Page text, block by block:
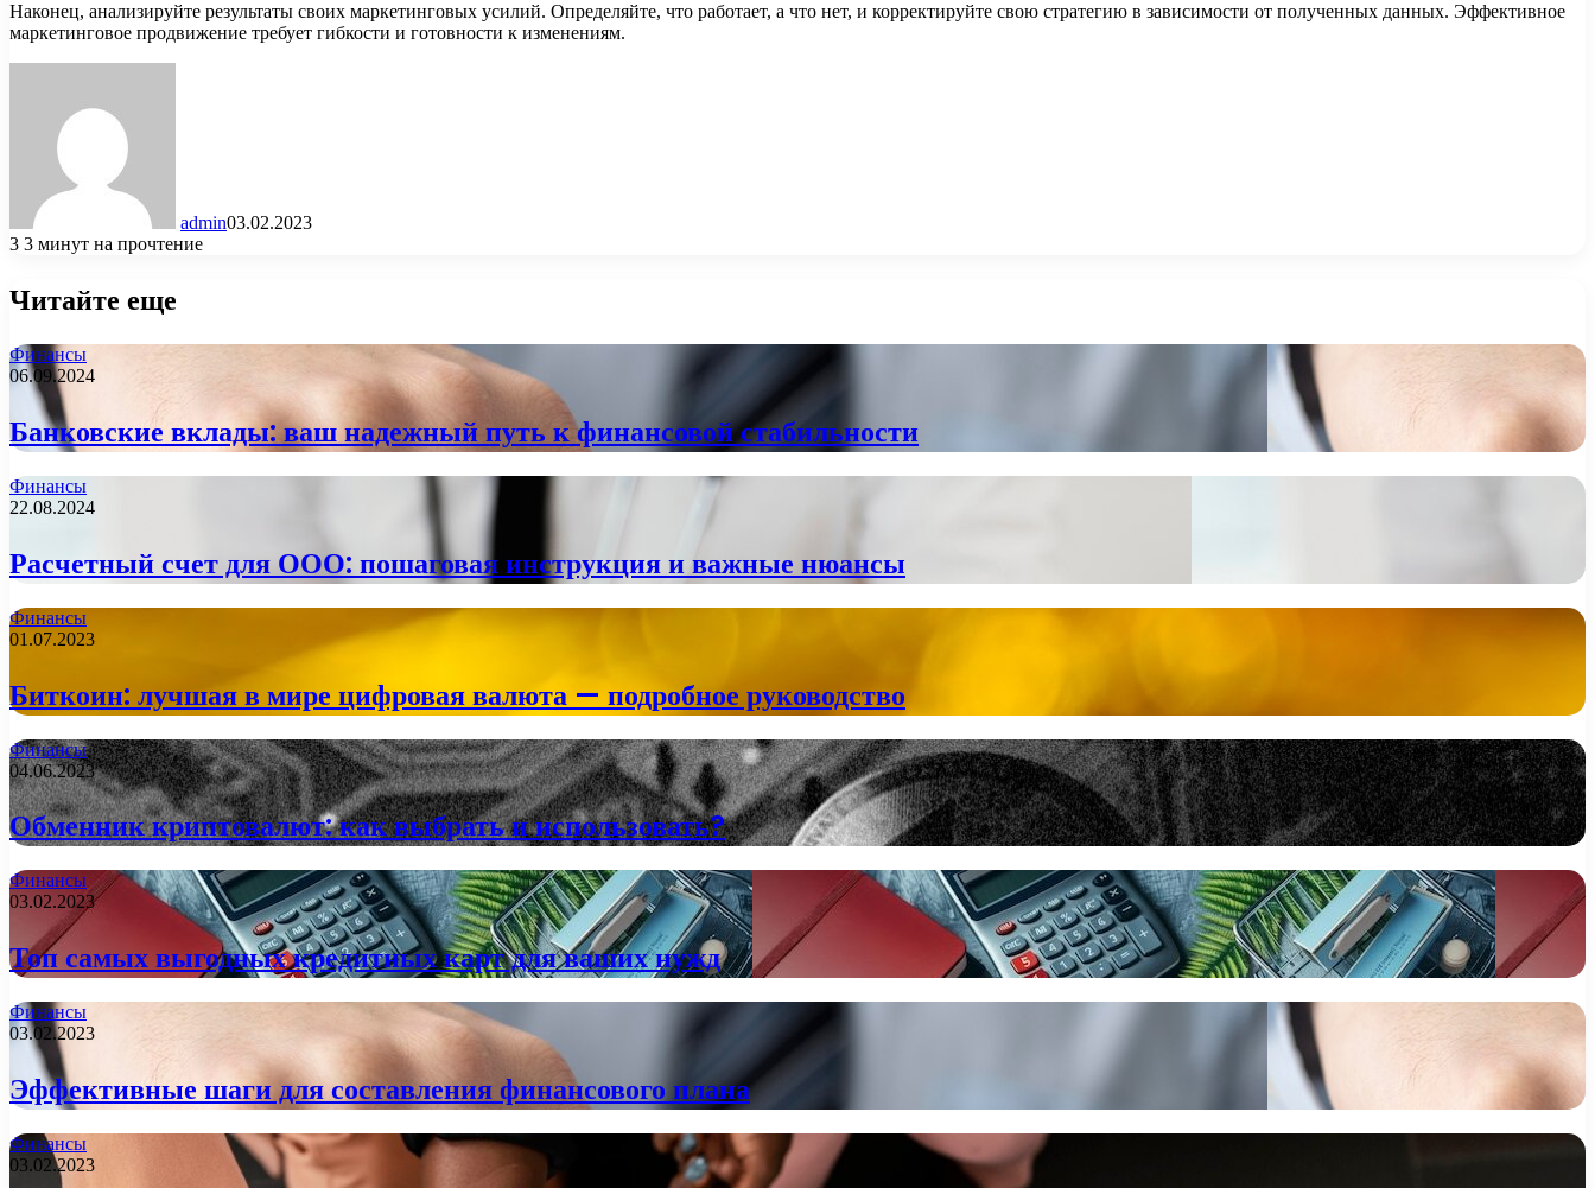
Наконец, анализируйте результаты своих маркетинговых усилий. Определяйте, что работает, а что нет, и корректируйте свою стратегию в зависимости от полученных данных. Эффективное
маркетинговое продвижение требует гибкости и готовности к изменениям.
admin03.02.2023
3 3 минут на прочтение
Читайте еще
Финансы
06.09.2024
Банковские вклады: ваш надежный путь к финансовой стабильности
Финансы
22.08.2024
Расчетный счет для ООО: пошаговая инструкция и важные нюансы
Финансы
01.07.2023
Биткоин: лучшая в мире цифровая валюта — подробное руководство
Финансы
04.06.2023
Обменник криптовалют: как выбрать и использовать?
Финансы
03.02.2023
Топ самых выгодных кредитных карт для ваших нужд
Финансы
03.02.2023
Эффективные шаги для составления финансового плана
Финансы
03.02.2023